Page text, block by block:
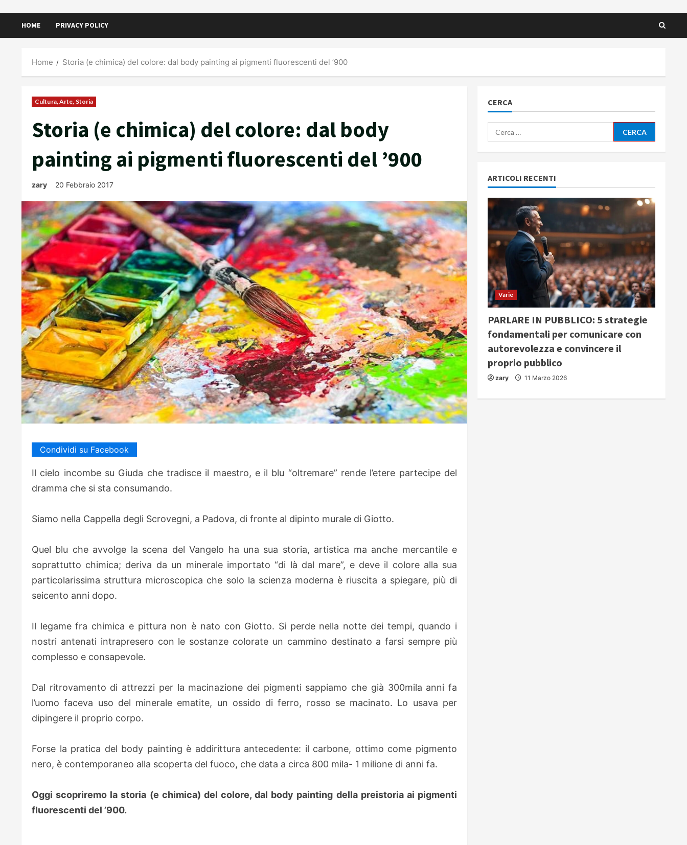
HOME PRIVACY POLICY
Home Storia (e chimica) del colore: dal body painting ai pigmenti fluorescenti del ’900
Cultura, Arte, Storia
Storia (e chimica) del colore: dal body
painting ai pigmenti fluorescenti del ’900
zary 20 Febbraio 2017
Condividi su Facebook
Il cielo incombe su Giuda che tradisce il maestro, e il blu “oltremare” rende l’etere partecipe del
dramma che si sta consumando.
Siamo nella Cappella degli Scrovegni, a Padova, di fronte al dipinto murale di Giotto.
Quel blu che avvolge la scena del Vangelo ha una sua storia, artistica ma anche mercantile e
soprattutto chimica; deriva da un minerale importato “di là dal mare”, e deve il colore alla sua
particolarissima struttura microscopica che solo la scienza moderna è riuscita a spiegare, più di
seicento anni dopo.
Il legame fra chimica e pittura non è nato con Giotto. Si perde nella notte dei tempi, quando i
nostri antenati intrapresero con le sostanze colorate un cammino destinato a farsi sempre più
complesso e consapevole.
Dal ritrovamento di attrezzi per la macinazione dei pigmenti sappiamo che già 300mila anni fa
l’uomo faceva uso del minerale ematite, un ossido di ferro, rosso se macinato. Lo usava per
dipingere il proprio corpo.
Forse la pratica del body painting è addirittura antecedente: il carbone, ottimo come pigmento
nero, è contemporaneo alla scoperta del fuoco, che data a circa 800 mila- 1 milione di anni fa.
Oggi scopriremo la storia (e chimica) del colore, dal body painting della preistoria ai pigmenti
fluorescenti del ’900.
CERCA
Ricerca
per:
ARTICOLI RECENTI
Varie
PARLARE IN PUBBLICO: 5 strategie
fondamentali per comunicare con
autorevolezza e convincere il
proprio pubblico
zary 11 Marzo 2026